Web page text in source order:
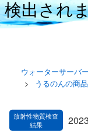
検出され
ウォーターサーバ
うるのんの商